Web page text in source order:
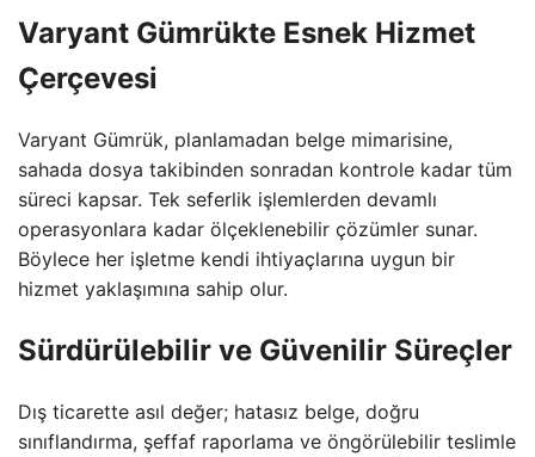
Varyant Gümrükte Esnek Hizmet
Çerçevesi
Varyant Gümrük, planlamadan belge mimarisine,
sahada dosya takibinden sonradan kontrole kadar tüm
süreci kapsar. Tek seferlik işlemlerden devamlı
operasyonlara kadar ölçeklenebilir çözümler sunar.
Böylece her işletme kendi ihtiyaçlarına uygun bir
hizmet yaklaşımına sahip olur.
Sürdürülebilir ve Güvenilir Süreçler
Dış ticarette asıl değer; hatasız belge, doğru
sınıflandırma, şeffaf raporlama ve öngörülebilir teslimle